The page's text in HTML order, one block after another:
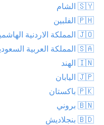
🇸🇾 الشام
🇵🇭 الفلبين
🇯🇴 المملكة الاردنية الهاشمية
🇸🇦 المملكة العربية السعودية
🇮🇳 الهند
🇯🇵 اليابان
🇵🇰 باكستان
🇧🇳 بروني
🇧🇩 بنجلاديش